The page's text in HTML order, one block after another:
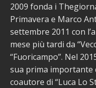
2009 fonda i
Primavera e Marco
settembre 2011 con
mese più tardi da
“Fuoricampo”. Nel
sua prima importante
coautore di “Luca Lo